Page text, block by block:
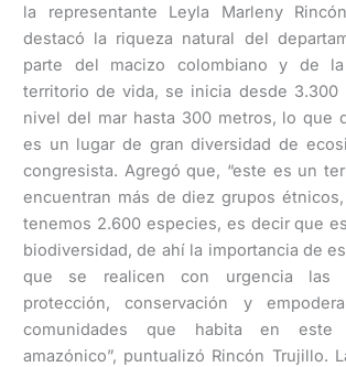
la representante Leyla Marleny
destacó la riqueza natural del
parte del macizo colombiano y de la
territorio de vida, se inicia desde 3.300
nivel del mar hasta 300 metros, lo que
es un lugar de gran diversidad de
congresista. Agregó que, “este es un
encuentran más de diez grupos
tenemos 2.600 especies, es decir que
biodiversidad, de ahí la importancia de
que se realicen con urgencia las
protección, conservación y
comunidades que habita en este
amazónico”, puntualizó Rincón Trujillo.